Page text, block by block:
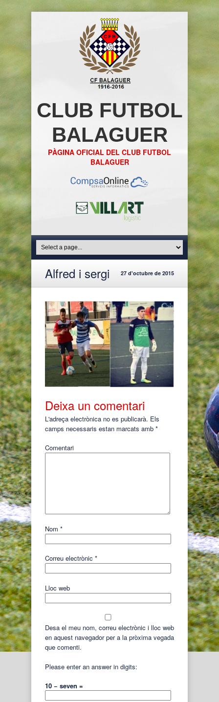
CLUB FUTBOL
BALAGUER
PÀGINA OFICIAL DEL CLUB FUTBOL
BALAGUER
Alfred i sergi 27 d'octubre de 2015
Deixa un comentari
L'adreça electrònica no es publicarà. Els
camps necessaris estan marcats amb *
Comentari
Nom *
Correu electrònic *
Lloc web
Desa el meu nom, correu electrònic i lloc web
en aquest navegador per a la pròxima vegada
que comenti.
Please enter an answer in digits:
10 − seven =